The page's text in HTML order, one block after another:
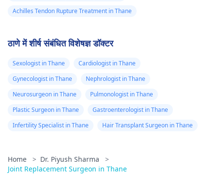
Achilles Tendon Rupture Treatment in Thane
ठाणे में शीर्ष संबंधित विशेषज्ञ डॉक्टर
Sexologist in Thane
Cardiologist in Thane
Gynecologist in Thane
Nephrologist in Thane
Neurosurgeon in Thane
Pulmonologist in Thane
Plastic Surgeon in Thane
Gastroenterologist in Thane
Infertility Specialist in Thane
Hair Transplant Surgeon in Thane
Home > Dr. Piyush Sharma
>
Joint Replacement Surgeon in Thane